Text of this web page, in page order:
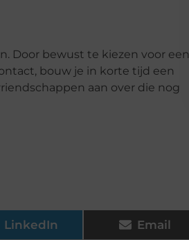
Door bewust te kiezen voor een
bouw je in korte tijd een
aan over die nog
LinkedIn Email